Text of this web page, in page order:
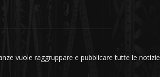
vuole raggruppare e pubblicare tutte le notizie